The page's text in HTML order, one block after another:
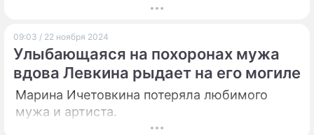
09:03 / 22 ноября 2024
Улыбающаяся на похоронах мужа
вдова Левкина рыдает на его могиле
Марина Ичетовкина потеряла любимого
мужа и артиста.